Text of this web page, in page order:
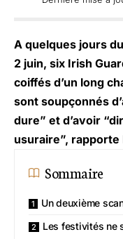
A quelques jours
2 juin, six Irish
coiffés d’un long
sont soupçonnés
dure” et d’avoir
usuraire”,
Sommaire
Un deuxième
Les festivités ne